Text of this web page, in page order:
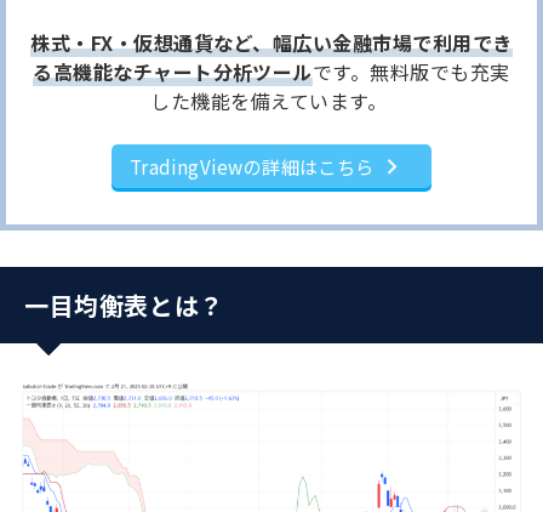
株式・FX・仮想通貨など、幅広い金融市場で利用でき
る高機能なチャート分析ツールです。無料版でも充実
した機能を備えています。
TradingViewの詳細はこちら
一目均衡表とは？